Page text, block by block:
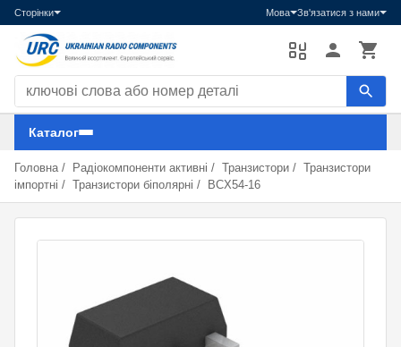
Сторінки Мова Зв'язатися з нами
Пошук компонентів
Каталог
Головна / Радіокомпоненти активні / Транзистори / Транзистори
імпортні / Транзистори біполярні / BCX54-16